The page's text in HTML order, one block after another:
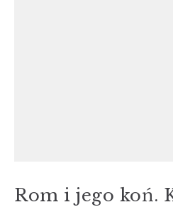
Rom i jego koń.